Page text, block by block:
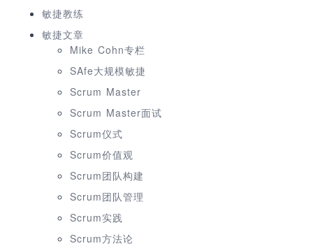
敏捷教练
敏捷文章
Mike Cohn专栏
SAfe大规模敏捷
Scrum Master
Scrum Master面试
Scrum仪式
Scrum价值观
Scrum团队构建
Scrum团队管理
Scrum实践
Scrum方法论